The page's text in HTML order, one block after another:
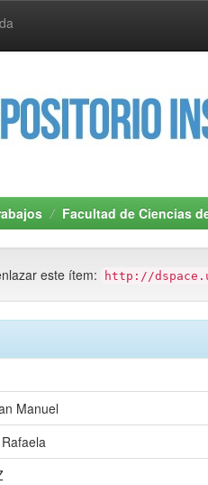
Facultad de Ciencias
este ítem: http://
Manuel